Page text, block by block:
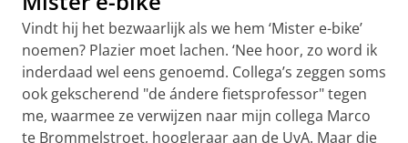
Vindt hij het bezwaarlijk als we hem ‘Mister e-bike’
noemen? Plazier moet lachen. ‘Nee hoor, zo word ik
inderdaad wel eens genoemd. Collega’s zeggen soms
ook gekscherend "de ándere fietsprofessor" tegen
me, waarmee ze verwijzen naar mijn collega Marco
te Brommelstroet, hoogleraar aan de UvA. Maar die